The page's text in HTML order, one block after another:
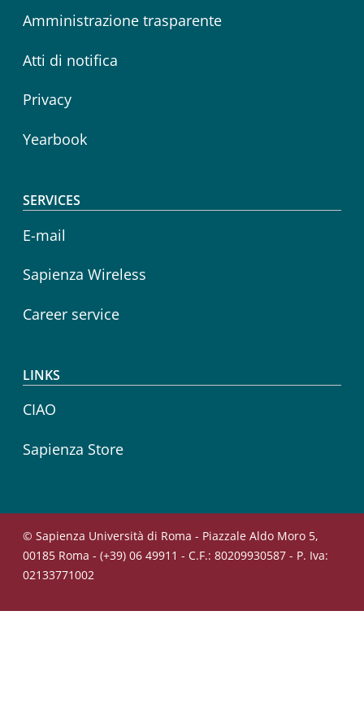
Amministrazione trasparente
Atti di notifica
Privacy
Yearbook
SERVICES
E-mail
Sapienza Wireless
Career service
LINKS
CIAO
Sapienza Store
© Sapienza Università di Roma - Piazzale Aldo Moro 5,
00185 Roma - (+39) 06 49911 - C.F.: 80209930587 - P. Iva:
02133771002